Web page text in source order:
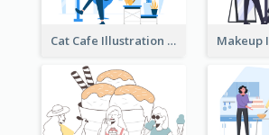
Cat Cafe Illustration